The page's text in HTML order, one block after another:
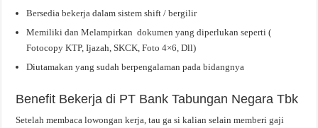
Bersedia bekerja dalam sistem shift / bergilir
Memiliki dan Melampirkan dokumen yang diperlukan seperti (
Fotocopy KTP, Ijazah, SKCK, Foto 4×6, Dll)
Diutamakan yang sudah berpengalaman pada bidangnya
Benefit Bekerja di PT Bank Tabungan Negara Tbk
Setelah membaca lowongan kerja, tau ga si kalian selain memberi gaji